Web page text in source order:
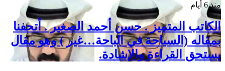
منذ 6 أيام
الكاتب المتميز . حسن أحمد الصغير . أتحفنا
بمقاله (السياحة في الباحة…غير ) وهو مقال
يستحق القراءة والإشادة.